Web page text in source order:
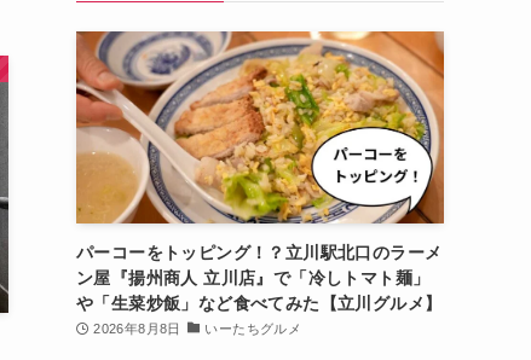
パーコーをトッピング！？立川駅北口のラーメ
ン屋『揚州商人 立川店』で「冷しトマト麺」
や「生菜炒飯」など食べてみた【立川グルメ】
2026年8月8日 いーたちグルメ